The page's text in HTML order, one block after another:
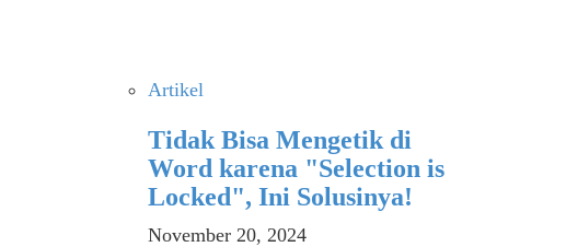
Artikel
Tidak Bisa Mengetik di
Word karena "Selection is
Locked", Ini Solusinya!
November 20, 2024